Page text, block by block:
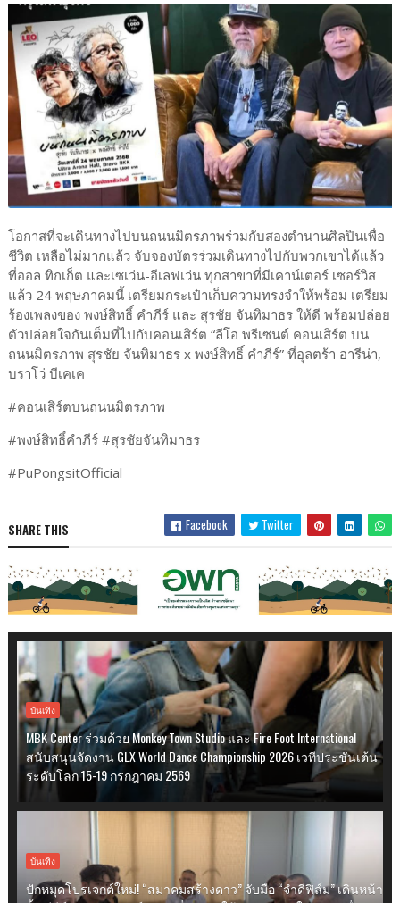
โอกาสที่จะเดินทางไปบนถนนมิตรภาพร่วมกับสองตำนานศิลปินเพื่อ
ชีวิต เหลือไม่มากแล้ว จับจองบัตรร่วมเดินทางไปกับพวกเขาได้แล้ว
ที่ออล ทิกเก็ต และเซเว่น-อีเลฟเว่น ทุกสาขาที่มีเคาน์เตอร์ เซอร์วิส
แล้ว 24 พฤษภาคมนี้ เตรียมกระเป๋าเก็บความทรงจำให้พร้อม เตรียม
ร้องเพลงของ พงษ์สิทธิ์ คำภีร์ และ สุรชัย จันทิมาธร ให้ดี พร้อมปล่อย
ตัวปล่อยใจกันเต็มที่ไปกับคอนเสิร์ต “ลีโอ พรีเซนต์ คอนเสิร์ต บน
ถนนมิตรภาพ สุรชัย จันทิมาธร x พงษ์สิทธิ์ คำภีร์” ที่อุลตร้า อารีน่า,
บราโว่ บีเคเค
#คอนเสิร์ตบนถนนมิตรภาพ
#พงษ์สิทธิ์คําภีร์ #สุรชัยจันทิมาธร
#PuPongsitOfficial
SHARE THIS Facebook Twitter
บันเทิง
MBK Center ร่วมด้วย Monkey Town Studio และ Fire Foot International
สนับสนุนจัดงาน GLX World Dance Championship 2026 เวทีประชันเต้น
ระดับโลก 15-19 กรกฎาคม 2569
บันเทิง
ปักหมุดโปรเจกต์ใหม่! “สมาคมสร้างดาว” จับมือ “จำดีฟิล์ม” เดินหน้า